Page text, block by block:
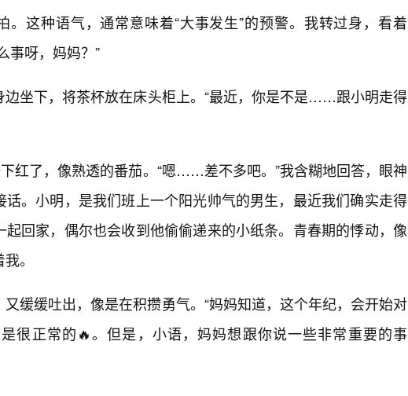
。这种语气，通常意味着“大事发生”的预警。我转过身，看着
事呀，妈妈？”
边坐下，将茶杯放在床头柜上。“最近，你是不是……跟小明走得
下红了，像熟透的番茄。“嗯……差不多吧。”我含糊地回答，眼神
话。小明，是我们班上一个阳光帅气的男生，最近我们确实走得
起回家，偶尔也会收到他偷偷递来的小纸条。青春期的悸动，像
。
缓缓吐出，像是在积攒勇气。“妈妈知道，这个年纪，会开始对
很正常的🔥。但是，小语，妈妈想跟你说一些非常重要的事